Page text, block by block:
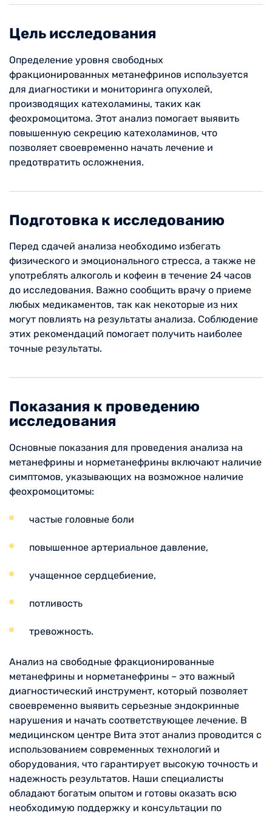
Цель исследования
Определение уровня свободных
фракционированных метанефринов используется
для диагностики и мониторинга опухолей,
производящих катехоламины, таких как
феохромоцитома. Этот анализ помогает выявить
повышенную секрецию катехоламинов, что
позволяет своевременно начать лечение и
предотвратить осложнения.
Подготовка к исследованию
Перед сдачей анализа необходимо избегать
физического и эмоционального стресса, а также не
употреблять алкоголь и кофеин в течение 24 часов
до исследования. Важно сообщить врачу о приеме
любых медикаментов, так как некоторые из них
могут повлиять на результаты анализа. Соблюдение
этих рекомендаций помогает получить наиболее
точные результаты.
Показания к проведению
исследования
Основные показания для проведения анализа на
метанефрины и норметанефрины включают наличие
симптомов, указывающих на возможное наличие
феохромоцитомы:
частые головные боли
повышенное артериальное давление,
учащенное сердцебиение,
потливость
тревожность.
Анализ на свободные фракционированные
метанефрины и норметанефрины – это важный
диагностический инструмент, который позволяет
своевременно выявить серьезные эндокринные
нарушения и начать соответствующее лечение. В
медицинском центре Вита этот анализ проводится с
использованием современных технологий и
оборудования, что гарантирует высокую точность и
надежность результатов. Наши специалисты
обладают богатым опытом и готовы оказать всю
необходимую поддержку и консультации по